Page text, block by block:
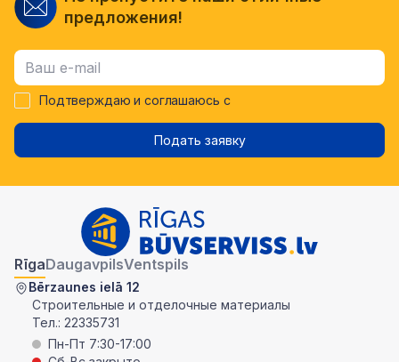
предложения!
Подтверждаю и соглашаюсь с
Подать заявку
RīgaDaugavpilsVentspils
Bērzaunes ielā 12
Строительные и отделочные материалы
Тел.: 22335731
Пн-Пт 7:30-17:00